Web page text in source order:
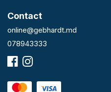
Contact
online@gebhardt.md
078943333